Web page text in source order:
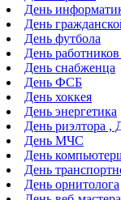
День
День
День футбола
День
День снабженца
День ФСБ
День хоккея
День энергетика
День риэлтора ,
День МЧС
День
День
День орнитолога